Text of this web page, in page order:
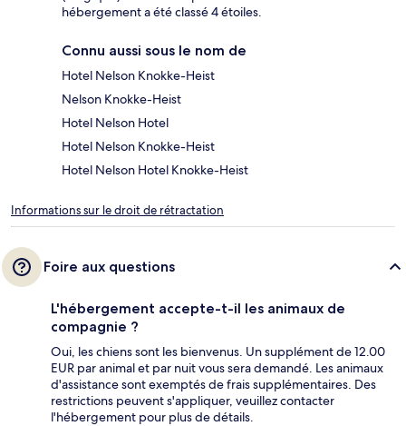
hébergement a été classé 4 étoiles.
Connu aussi sous le nom de
Hotel Nelson Knokke-Heist
Nelson Knokke-Heist
Hotel Nelson Hotel
Hotel Nelson Knokke-Heist
Hotel Nelson Hotel Knokke-Heist
Informations sur le droit de rétractation
Foire aux questions
L'hébergement accepte-t-il les animaux de
compagnie ?
Oui, les chiens sont les bienvenus. Un supplément de 12.00
EUR par animal et par nuit vous sera demandé. Les animaux
d'assistance sont exemptés de frais supplémentaires. Des
restrictions peuvent s'appliquer, veuillez contacter
l'hébergement pour plus de détails.